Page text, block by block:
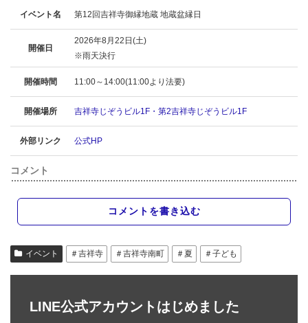
イベント名 第12回吉祥寺御縁地蔵 地蔵盆縁日
開催日
2026年8月22日(土)
※雨天決行
開催時間 11:00～14:00(11:00より法要)
開催場所 吉祥寺じぞうビル1F・第2吉祥寺じぞうビル1F
外部リンク 公式HP
コメント
コメントを書き込む
イベント ＃吉祥寺 ＃吉祥寺南町 ＃夏 ＃子ども
LINE公式アカウントはじめました